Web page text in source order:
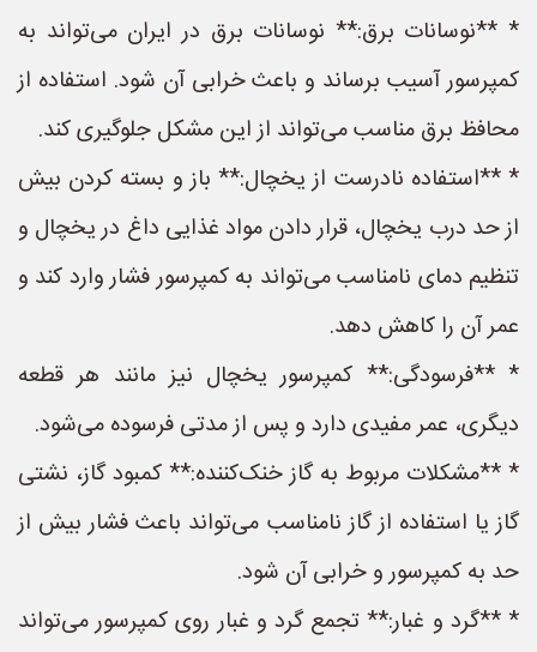
* **نوسانات برق:** نوسانات برق در ایران می‌تواند به
کمپرسور آسیب برساند و باعث خرابی آن شود. استفاده از
محافظ برق مناسب می‌تواند از این مشکل جلوگیری کند.
* **استفاده نادرست از یخچال:** باز و بسته کردن بیش
از حد درب یخچال، قرار دادن مواد غذایی داغ در یخچال و
تنظیم دمای نامناسب می‌تواند به کمپرسور فشار وارد کند و
عمر آن را کاهش دهد.
* **فرسودگی:** کمپرسور یخچال نیز مانند هر قطعه
دیگری، عمر مفیدی دارد و پس از مدتی فرسوده می‌شود.
* **مشکلات مربوط به گاز خنک‌کننده:** کمبود گاز، نشتی
گاز یا استفاده از گاز نامناسب می‌تواند باعث فشار بیش از
حد به کمپرسور و خرابی آن شود.
* **گرد و غبار:** تجمع گرد و غبار روی کمپرسور می‌تواند